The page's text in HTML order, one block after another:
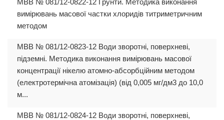
вимірювань масової частки хлоридів титриметричним
методом
МВВ № 081/12-0823-12 Води зворотні, поверхневі,
підземні. Методика виконання вимірювань масової
концентрації нікелю атомно-абсорбційним методом
(електротермічна атомізація) (від 0,005 мг/дм3 до 10,0
м...
МВВ № 081/12-0824-12 Води зворотні, поверхневі,